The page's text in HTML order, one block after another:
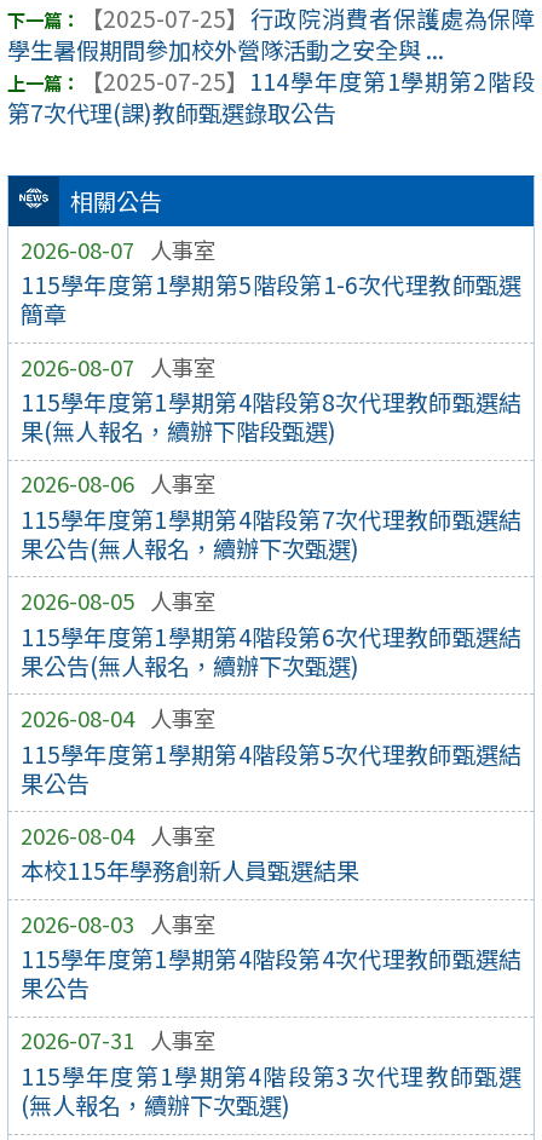
相關公告
2026-08-07 人事室
115學年度第1學期第5階段第1-6次代理教師甄選
簡章
2026-08-07 人事室
115學年度第1學期第4階段第8次代理教師甄選結
果(無人報名，續辦下階段甄選)
2026-08-06 人事室
115學年度第1學期第4階段第7次代理教師甄選結
果公告(無人報名，續辦下次甄選)
2026-08-05 人事室
115學年度第1學期第4階段第6次代理教師甄選結
果公告(無人報名，續辦下次甄選)
2026-08-04 人事室
115學年度第1學期第4階段第5次代理教師甄選結
果公告
2026-08-04 人事室
本校115年學務創新人員甄選結果
2026-08-03 人事室
115學年度第1學期第4階段第4次代理教師甄選結
果公告
2026-07-31 人事室
115學年度第1學期第4階段第3次代理教師甄選
(無人報名，續辦下次甄選)
【2025-07-25】 行政院消費者保護處為保障
學生暑假期間參加校外營隊活動之安全與 ...
【2025-07-25】 114學年度第1學期第2階段
第7次代理(課)教師甄選錄取公告